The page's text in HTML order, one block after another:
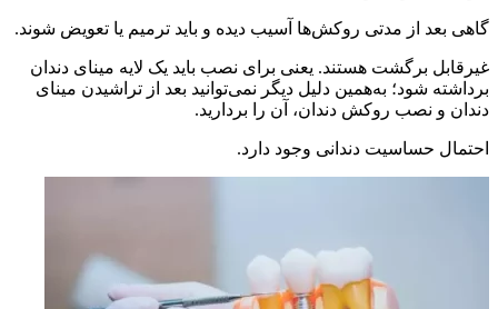
گاهی بعد از مدتی روکش‌ها آسیب دیده و باید ترمیم یا تعویض شوند.
غیرقابل برگشت هستند. یعنی برای نصب باید یک لایه مینای دندان
برداشته شود؛ به‌همین دلیل دیگر نمی‌توانید بعد از تراشیدن مینای
دندان و نصب روکش دندان، آن را بردارید.
احتمال حساسیت دندانی وجود دارد.